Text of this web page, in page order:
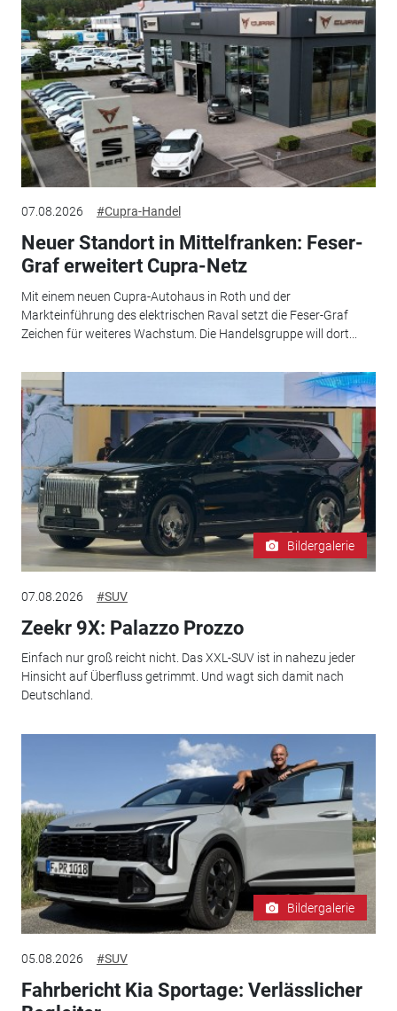
07.08.2026 #Cupra-Handel
Neuer Standort in Mittelfranken: Feser-
Graf erweitert Cupra-Netz
Mit einem neuen Cupra-Autohaus in Roth und der
Markteinführung des elektrischen Raval setzt die Feser-Graf
Zeichen für weiteres Wachstum. Die Handelsgruppe will dort...
Bildergalerie
07.08.2026 #SUV
Zeekr 9X: Palazzo Prozzo
Einfach nur groß reicht nicht. Das XXL-SUV ist in nahezu jeder
Hinsicht auf Überfluss getrimmt. Und wagt sich damit nach
Deutschland.
Bildergalerie
05.08.2026 #SUV
Fahrbericht Kia Sportage: Verlässlicher